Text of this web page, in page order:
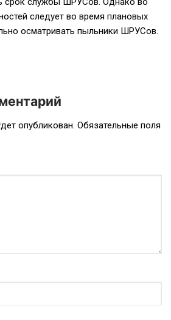
следует во время плановых
осматривать пыльники ШРУСов.
опубликован. Обязательные поля